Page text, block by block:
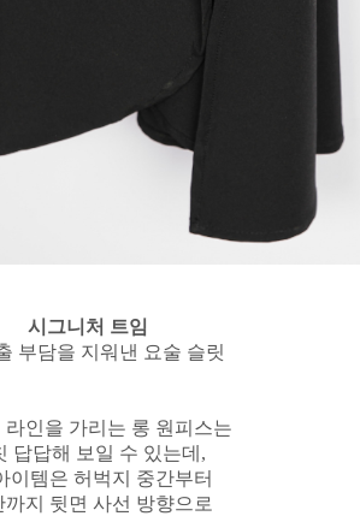
시그니처 트임
부담을 지워낸 요술 슬릿
라인을 가리는 롱 원피스는
답답해 보일 수 있는데,
이템은 허벅지 중간부터
까지 뒷면 사선 방향으로